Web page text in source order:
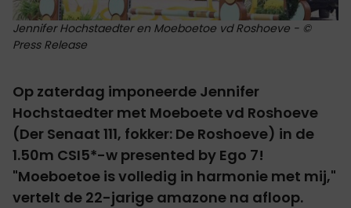
Jennifer Hochstaedter en Moeboetoe vd Roshoeve - ©
Press Release
Op zaterdag imponeerde Jennifer
Hochstaedter met Moeboete vd Roshoeve
(Der Senaat 111, fokker: De Roshoeve) in de
1.50m CSI5*-w presented by Ego 7!
"Moeboetoe is volledig in harmonie met mij,"
vertelt de 22-jarige amazone na afloop.